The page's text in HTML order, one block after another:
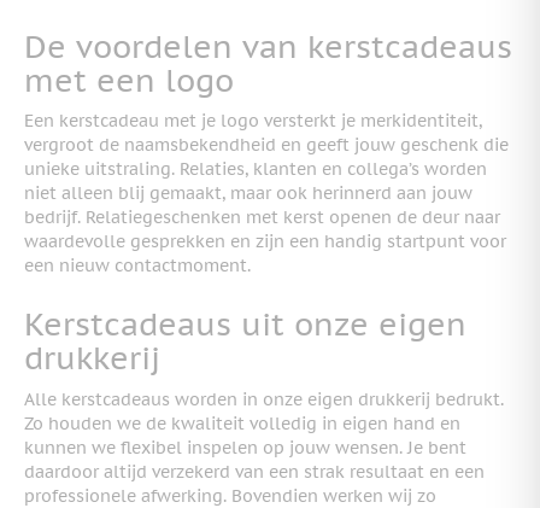
De voordelen van kerstcadeaus
met een logo
Een kerstcadeau met je logo versterkt je merkidentiteit,
vergroot de naamsbekendheid en geeft jouw geschenk die
unieke uitstraling. Relaties, klanten en collega’s worden
niet alleen blij gemaakt, maar ook herinnerd aan jouw
bedrijf. Relatiegeschenken met kerst openen de deur naar
waardevolle gesprekken en zijn een handig startpunt voor
een nieuw contactmoment.
Kerstcadeaus uit onze eigen
drukkerij
Alle kerstcadeaus worden in onze eigen drukkerij bedrukt.
Zo houden we de kwaliteit volledig in eigen hand en
kunnen we flexibel inspelen op jouw wensen. Je bent
daardoor altijd verzekerd van een strak resultaat en een
professionele afwerking. Bovendien werken wij zo